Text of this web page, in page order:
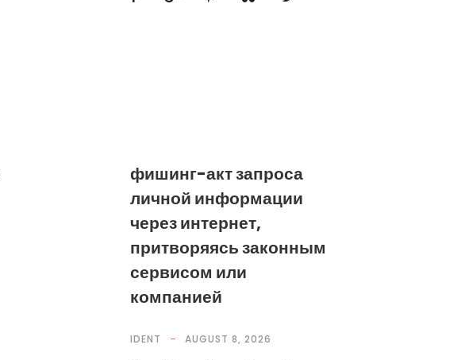
фишинг-акт запроса
личной информации
через интернет,
притворяясь законным
сервисом или
компанией
IDENT AUGUST 8, 2026